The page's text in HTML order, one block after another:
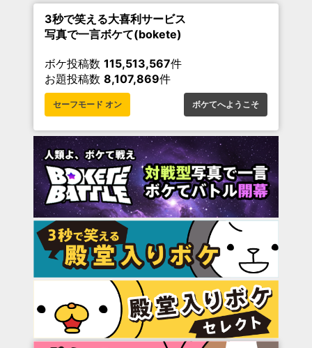
3秒で笑える大喜利サービス
写真で一言ボケて(bokete)
ボケ投稿数 115,513,567件
お題投稿数 8,107,869件
セーフモード オン ボケてへようこそ